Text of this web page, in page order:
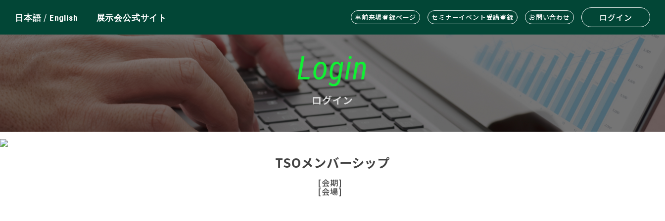
日本語/ English 展示会公式サイト 事前来場登録ページ セミナーイベント受講登録 お問い合わせ ログイン
Login
ログイン
TSOメンバーシップ
[会期]
[会場]